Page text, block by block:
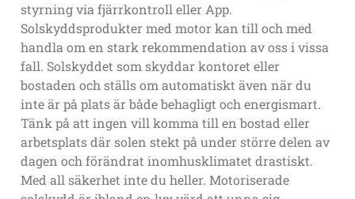
styrning via fjärrkontroll eller App.
Solskyddsprodukter med motor kan till och med
handla om en stark rekommendation av oss i vissa
fall. Solskyddet som skyddar kontoret eller
bostaden och ställs om automatiskt även när du
inte är på plats är både behagligt och energismart.
Tänk på att ingen vill komma till en bostad eller
arbetsplats där solen stekt på under större delen av
dagen och förändrat inomhusklimatet drastiskt.
Med all säkerhet inte du heller. Motoriserade